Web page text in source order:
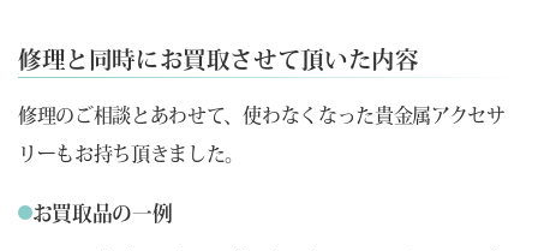
修理と同時にお買取させて頂いた内容
修理のご相談とあわせて、使わなくなった貴金属アクセサ
リーもお持ち頂きました。
お買取品の一例